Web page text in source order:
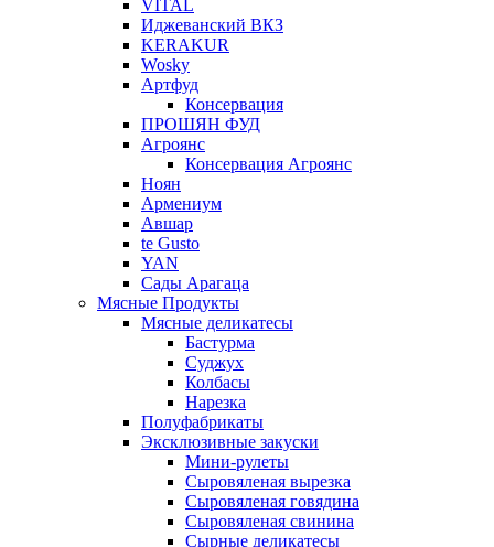
VITAL
Иджеванский ВКЗ
KERAKUR
Wosky
Артфуд
Консервация
ПРОШЯН ФУД
Агроянс
Консервация Агроянс
Ноян
Армениум
Авшар
te Gusto
YAN
Сады Арагаца
Мясные Продукты
Мясные деликатесы
Бастурма
Суджух
Колбасы
Нарезка
Полуфабрикаты
Эксклюзивные закуски
Мини-рулеты
Сыровяленая вырезка
Сыровяленая говядина
Сыровяленая свинина
Сырные деликатесы